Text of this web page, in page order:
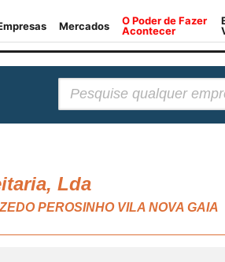
Lda
PEROSINHO VILA NOVA GAIA